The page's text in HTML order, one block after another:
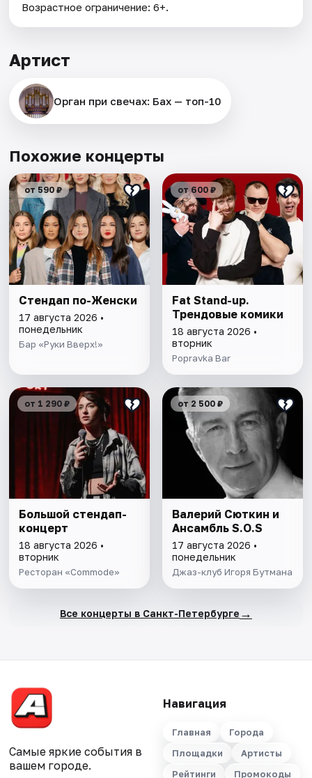
Возрастное ограничение: 6+.
Артист
Орган при свечах: Бах — топ-10
Похожие концерты
от 590 ₽
Стендап по-Женски
17 августа 2026 •
понедельник
Бар «Руки Вверх!»
от 600 ₽
Fat Stand-up.
Трендовые комики
18 августа 2026 •
вторник
Popravka Bar
от 1 290 ₽
Большой стендап-
концерт
18 августа 2026 •
вторник
Ресторан «Commode»
от 2 500 ₽
Валерий Сюткин и
Ансамбль S.O.S
17 августа 2026 •
понедельник
Джаз-клуб Игоря Бутмана
Все концерты в Санкт-Петербурге →
Самые яркие события в
вашем городе.
Навигация
Главная
Города
Площадки
Артисты
Рейтинги
Промокоды